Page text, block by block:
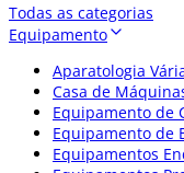
Todas as categorias
Equipamento
Aparatologia
Casa de
Equipamento de
Equipamento de
Equipamentos